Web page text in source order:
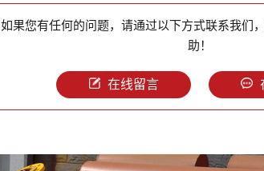
如果您有任何的问题，请通过以下方式联系我们
助！
在线留言